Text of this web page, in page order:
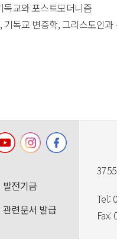
독교와 포스트모더니즘
독교 변증학, 그리스도인
전기금
관련문서 발급
Tel: